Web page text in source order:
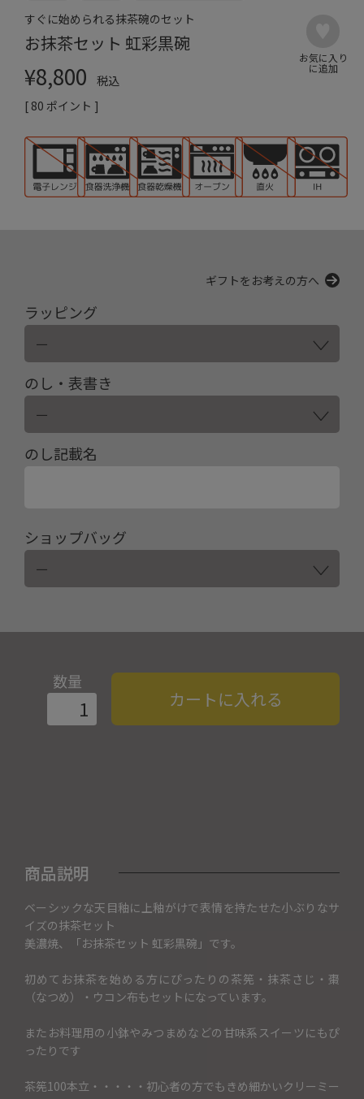
すぐに始められる抹茶碗のセット
お抹茶セット 虹彩黒碗
¥8,800
税込
[ 80 ポイント ]
ギフトをお考えの方へ
ラッピング
のし・表書き
のし記載名
ショップバッグ
数量
カートに入れる
商品説明
ベーシックな天目釉に上釉がけで表情を持たせた小ぶりなサ
イズの抹茶セット
美濃焼、「お抹茶セット 虹彩黒碗」です。
初めてお抹茶を始める方にぴったりの茶筅・抹茶さじ・棗
（なつめ）・ウコン布もセットになっています。
またお料理用の小鉢やみつまめなどの甘味系スイーツにもぴ
ったりです
茶筅100本立・・・・・初心者の方でもきめ細かいクリーミー